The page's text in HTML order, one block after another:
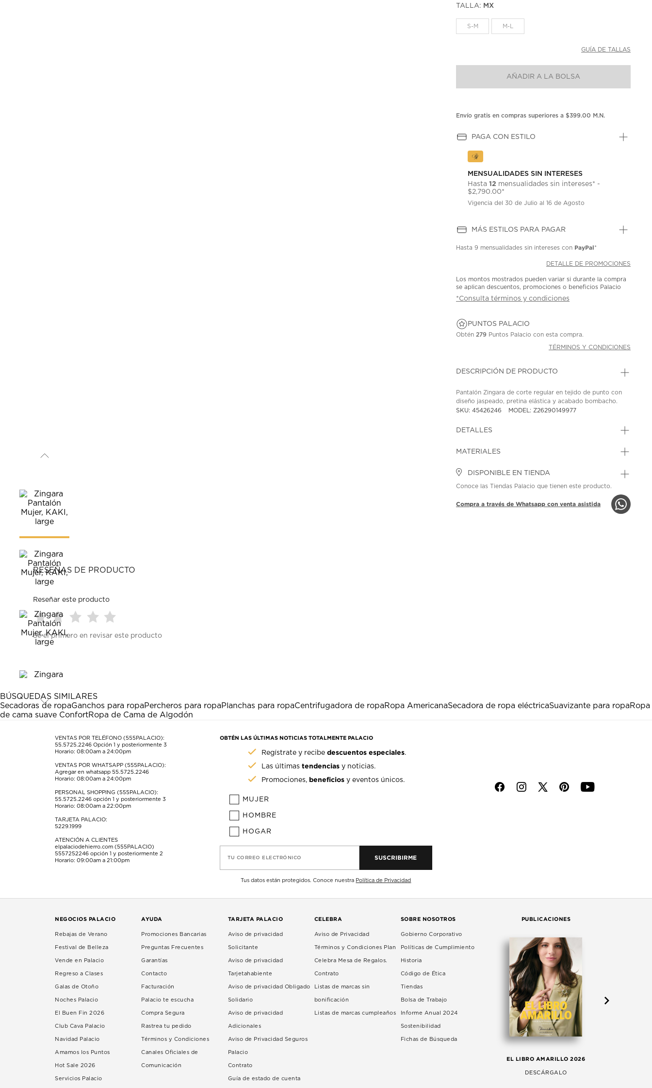
TALLA: MX
S-M M-L
GUÍA DE TALLAS
AÑADIR A LA BOLSA
Envío gratis en compras superiores a $399.00 M.N.
PAGA CON ESTILO
MENSUALIDADES SIN INTERESES
Hasta12 mensualidades sin intereses* -
$2,790.00*
Vigencia del 30 de Julio al 16 de Agosto
MÁS ESTILOS PARA PAGAR
Hasta9 mensualidades sin intereses con PayPal*
DETALLE DE PROMOCIONES
Los montos mostrados pueden variar si durante la compra
se aplican descuentos, promociones o beneficios Palacio
*Consulta términos y condiciones
PUNTOS PALACIO
Obtén 279 Puntos Palacio con esta compra.
TÉRMINOS Y CONDICIONES
DESCRIPCIÓN DE PRODUCTO
Pantalón Zingara de corte regular en tejido de punto con
diseño jaspeado, pretina elástica y acabado bombacho.
SKU: 45426246
MODEL: Z26290149977
DETALLES
MATERIALES
DISPONIBLE EN TIENDA
Conoce las Tiendas Palacio que tienen este producto.
Compra a través de Whatsapp con venta asistida
RESEÑAS DE PRODUCTO
Reseñar este producto
Seleccionar
para
calificar
con
estrella
Esta
acción
abrirá
formulario
Seleccionar
para
calificar
con
estrellas.
Esta
acción
abrirá
formulario
de
para
estrellas.
Esta
acción
abrirá
formulario
de
para
estrellas.
Esta
acción
abrirá
formulario
de
para
acción
abrirá
formulario
de
envío.
Sé el primero en revisar este producto
BÚSQUEDAS SIMILARES
Secadoras de ropaGanchos para ropaPercheros para ropaPlanchas para ropaCentrifugadora de ropaRopa AmericanaSecadora de ropa eléctricaSuavizante para ropaRopa
de cama suave ConfortRopa de Cama de Algodón
VENTAS POR TELÉFONO (555PALACIO):
55.5725.2246 Opción 1 y posteriormente 3
Horario: 08:00am a 24:00pm
VENTAS POR WHATSAPP (555PALACIO):
Agregar en whatsapp 55.5725.2246
Horario: 08:00am a 24:00pm
PERSONAL SHOPPING (555PALACIO):
55.5725.2246 opción 1 y posteriormente 3
Horario: 08:00am a 22:00pm
TARJETA PALACIO:
5229.1999
ATENCIÓN A CLIENTES
elpalaciodehierro.com (555PALACIO)
5557252246 opción 1 y posteriormente 2
Horario: 09:00am a 21:00pm
OBTÉN LAS ÚLTIMAS NOTICIAS TOTALMENTE PALACIO
Regístrate y recibedescuentos especiales.
Las últimastendencias y noticias.
Promociones, beneficios y eventos únicos.
MUJER
HOMBRE
HOGAR
TU CORREO ELECTRÓNICO SUSCRIBIRME
Tus datos están protegidos. Conoce nuestra Política de Privacidad
f i p y
NEGOCIOS PALACIO
Rebajas de Verano
Festival de Belleza
Vende en Palacio
Regreso a Clases
Galas de Otoño
Noches Palacio
El Buen Fin 2026
Club Cava Palacio
Navidad Palacio
Amamos los Puntos
Hot Sale 2026
Servicios Palacio
AYUDA
Promociones Bancarias
Preguntas Frecuentes
Garantías
Contacto
Facturación
Palacio te escucha
Compra Segura
Rastrea tu pedido
Términos y Condiciones
Canales Oficiales de
Comunicación
TARJETA PALACIO
Aviso de privacidad
Solicitante
Aviso de privacidad
Tarjetahabiente
Aviso de privacidad Obligado
Solidario
Aviso de privacidad
Adicionales
Aviso de Privacidad Seguros
Palacio
Contrato
Guía de estado de cuenta
CELEBRA
Aviso de Privacidad
Términos y Condiciones Plan
Celebra Mesa de Regalos.
Contrato
Listas de marcas sin
bonificación
Listas de marcas cumpleaños
SOBRE NOSOTROS
Gobierno Corporativo
Políticas de Cumplimiento
Historia
Código de Ética
Tiendas
Bolsa de Trabajo
Informe Anual 2024
Sostenibilidad
Fichas de Búsqueda
PUBLICACIONES
EL LIBRO AMARILLO 2026
DESCÁRGALO